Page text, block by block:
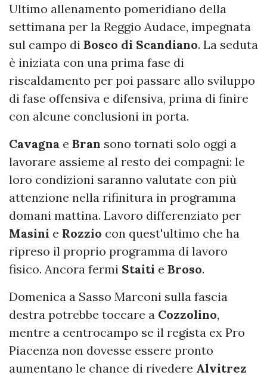
Ultimo allenamento pomeridiano della
settimana per la Reggio Audace, impegnata
sul campo di Bosco di Scandiano. La seduta
è iniziata con una prima fase di
riscaldamento per poi passare allo sviluppo
di fase offensiva e difensiva, prima di finire
con alcune conclusioni in porta.
Cavagna e Bran sono tornati solo oggi a
lavorare assieme al resto dei compagni: le
loro condizioni saranno valutate con più
attenzione nella rifinitura in programma
domani mattina. Lavoro differenziato per
Masini e Rozzio con quest'ultimo che ha
ripreso il proprio programma di lavoro
fisico. Ancora fermi Staiti e Broso.
Domenica a Sasso Marconi sulla fascia
destra potrebbe toccare a Cozzolino,
mentre a centrocampo se il regista ex Pro
Piacenza non dovesse essere pronto
aumentano le chance di rivedere Alvitrez